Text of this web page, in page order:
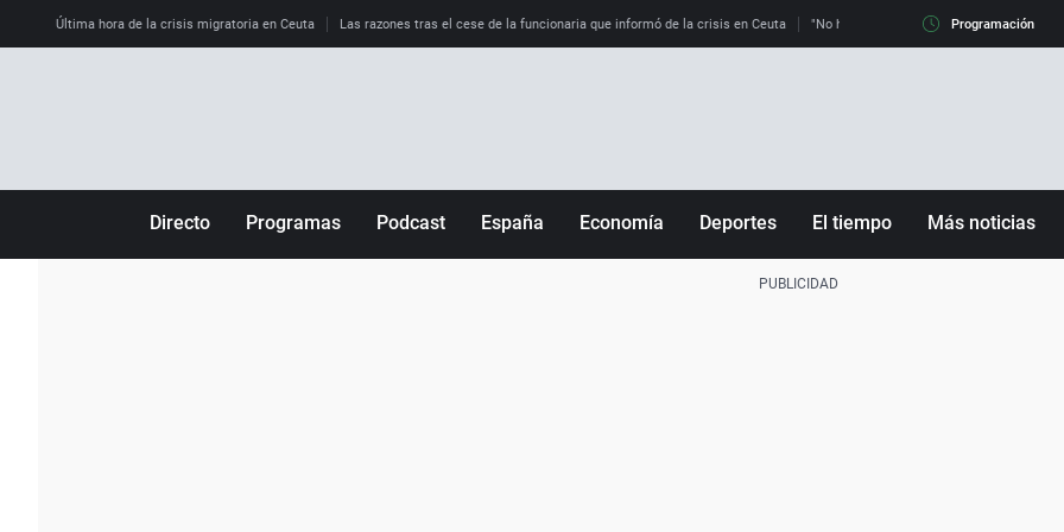
Última hora de la crisis migratoria en Ceuta Las razones tras el cese de la funcionaria que informó de la crisis en Ceuta "No hay mafias, que no nos engañen":
Programación
Directo Programas Podcast España Economía Deportes El tiempo Más noticias